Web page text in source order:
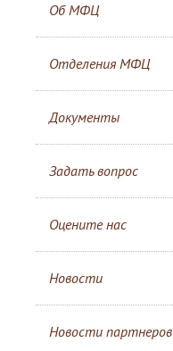
Об МФЦ
Отделения МФЦ
Документы
Задать вопрос
Оцените нас
Новости
Новости партнеров